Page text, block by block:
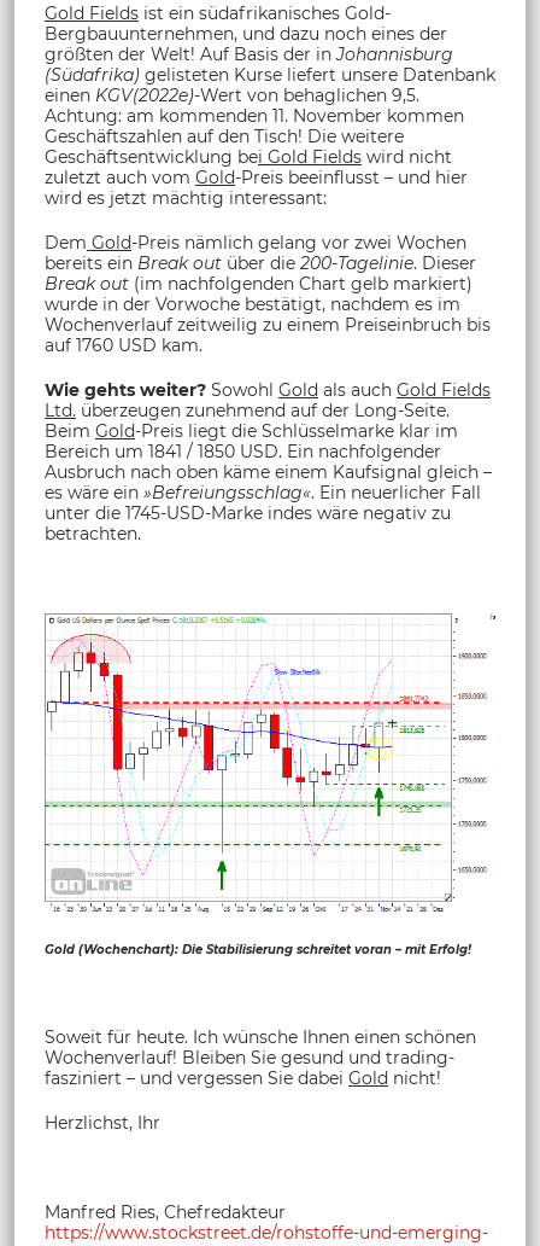
Gold Fields ist ein südafrikanisches Gold-
Bergbauunternehmen, und dazu noch eines der
größten der Welt! Auf Basis der inJohannisburg
(Südafrika) gelisteten Kurse liefert unsere Datenbank
einen KGV(2022e)-Wert von behaglichen 9,5.
Achtung: am kommenden 11. November kommen
Geschäftszahlen auf den Tisch! Die weitere
Geschäftsentwicklung bei Gold Fields wird nicht
zuletzt auch vom Gold-Preis beeinflusst – und hier
wird es jetzt mächtig interessant:
Dem Gold-Preis nämlich gelang vor zwei Wochen
bereits ein Break out über die 200-Tagelinie. Dieser
Break out (im nachfolgenden Chart gelb markiert)
wurde in der Vorwoche bestätigt, nachdem es im
Wochenverlauf zeitweilig zu einem Preiseinbruch bis
auf 1760 USD kam.
Wie gehts weiter? Sowohl Gold als auch Gold Fields
Ltd. überzeugen zunehmend auf der Long-Seite.
Beim Gold-Preis liegt die Schlüsselmarke klar im
Bereich um 1841 / 1850 USD. Ein nachfolgender
Ausbruch nach oben käme einem Kaufsignal gleich –
es wäre ein »Befreiungsschlag«. Ein neuerlicher Fall
unter die 1745-USD-Marke indes wäre negativ zu
betrachten.
Gold (Wochenchart): Die Stabilisierung schreitet voran – mit Erfolg!
Soweit für heute. Ich wünsche Ihnen einen schönen
Wochenverlauf! Bleiben Sie gesund und trading-
fasziniert – und vergessen Sie dabei Gold nicht!
Herzlichst, Ihr
Manfred Ries, Chefredakteur
https://www.stockstreet.de/rohstoffe-und-emerging-